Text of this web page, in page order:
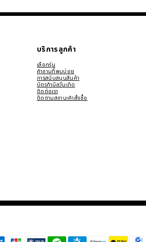
บริการลูกค้า
เลือกรุ่น
คำถามที่พบบ่อย
การสนับสนุนสินค้า
บัตรกำนัลวันเกิด
ติดต่อเรา
ติดตามสถานะคำสั่งซื้อ